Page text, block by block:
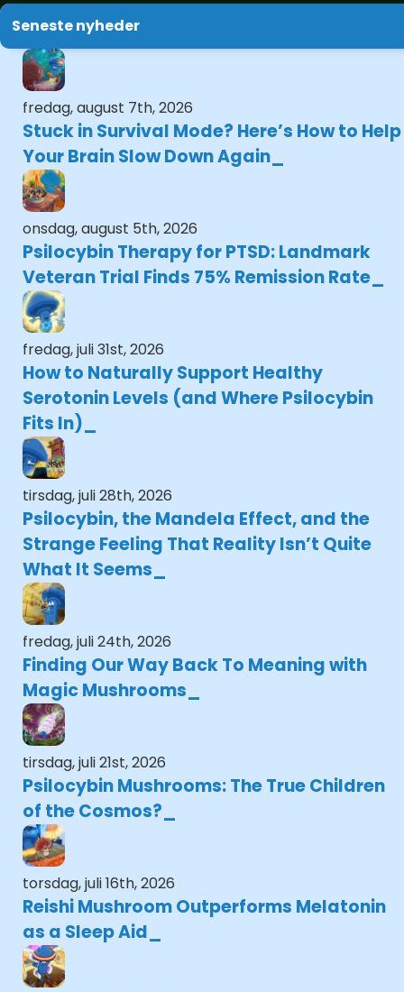
Seneste nyheder
fredag, august 7th, 2026
Stuck in Survival Mode? Here’s How to Help
Your Brain Slow Down Again
onsdag, august 5th, 2026
Psilocybin Therapy for PTSD: Landmark
Veteran Trial Finds 75% Remission Rate
fredag, juli 31st, 2026
How to Naturally Support Healthy
Serotonin Levels (and Where Psilocybin
Fits In)
tirsdag, juli 28th, 2026
Psilocybin, the Mandela Effect, and the
Strange Feeling That Reality Isn’t Quite
What It Seems
fredag, juli 24th, 2026
Finding Our Way Back To Meaning with
Magic Mushrooms
tirsdag, juli 21st, 2026
Psilocybin Mushrooms: The True Children
of the Cosmos?
torsdag, juli 16th, 2026
Reishi Mushroom Outperforms Melatonin
as a Sleep Aid